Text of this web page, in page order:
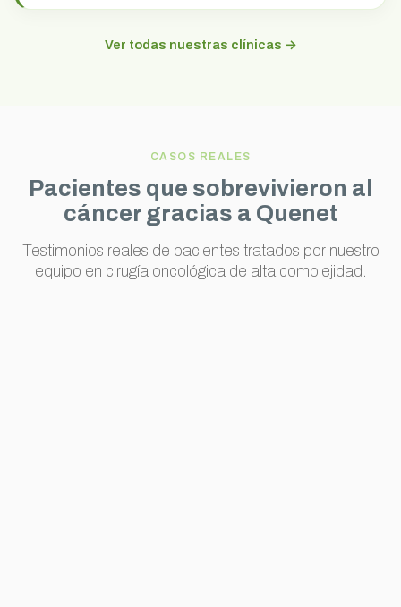
Ver todas nuestras clínicas →
CASOS REALES
Pacientes que sobrevivieron al
cáncer gracias a Quenet
Testimonios reales de pacientes tratados por nuestro
equipo en cirugía oncológica de alta complejidad.